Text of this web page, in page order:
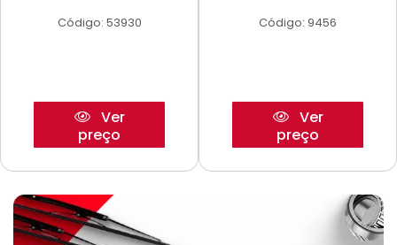
Código: 53930
Ver
preço
Código: 9456
Ver
preço